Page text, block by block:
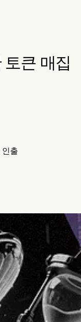
큰 매집
출